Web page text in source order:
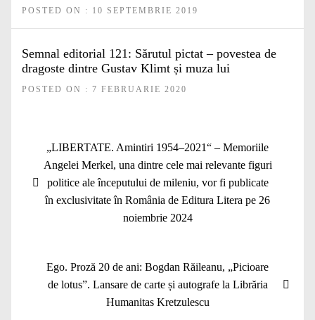
POSTED ON : 10 SEPTEMBRIE 2019
Semnal editorial 121: Sărutul pictat – povestea de
dragoste dintre Gustav Klimt și muza lui
POSTED ON : 7 FEBRUARIE 2020
articole
Articolul
anterior:
„LIBERTATE. Amintiri 1954–2021“ – Memoriile
Angelei Merkel, una dintre cele mai relevante figuri
politice ale începutului de mileniu, vor fi publicate
în exclusivitate în România de Editura Litera pe 26
noiembrie 2024
Articolul
următor:
Ego. Proză 20 de ani: Bogdan Răileanu, „Picioare
de lotus”. Lansare de carte și autografe la Librăria
Humanitas Kretzulescu